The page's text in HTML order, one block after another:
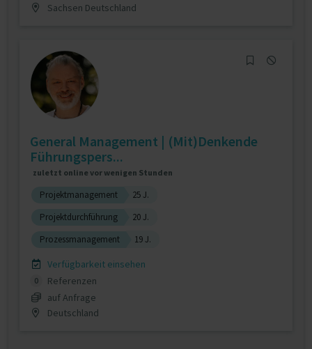
Sachsen Deutschland
General Management | (Mit)Denkende
Führungspers...
zuletzt online vor wenigen Stunden
Projektmanagement
25 J.
Projektdurchführung
20 J.
Prozessmanagement
19 J.
Verfügbarkeit einsehen
0
Referenzen
auf Anfrage
Deutschland